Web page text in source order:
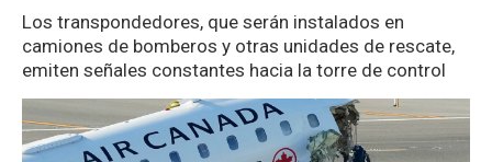
Los transpondedores, que serán instalados en
camiones de bomberos y otras unidades de rescate,
emiten señales constantes hacia la torre de control